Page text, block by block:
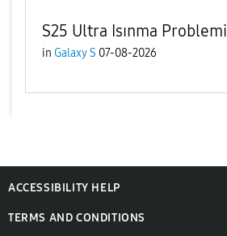
S25 Ultra Isınma Problemi
in Galaxy S 07-08-2026
ACCESSIBILITY HELP
TERMS AND CONDITIONS